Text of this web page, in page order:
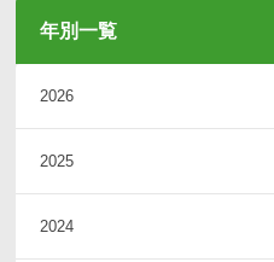
年別一覧
2026
2025
2024